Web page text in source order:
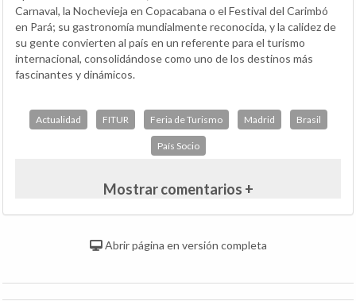
Carnaval, la Nochevieja en Copacabana o el Festival del Carimbó
en Pará; su gastronomía mundialmente reconocida, y la calidez de
su gente convierten al país en un referente para el turismo
internacional, consolidándose como uno de los destinos más
fascinantes y dinámicos.
Actualidad FITUR Feria de Turismo Madrid Brasil
País Socio
Mostrar comentarios +
Abrir página en versión completa